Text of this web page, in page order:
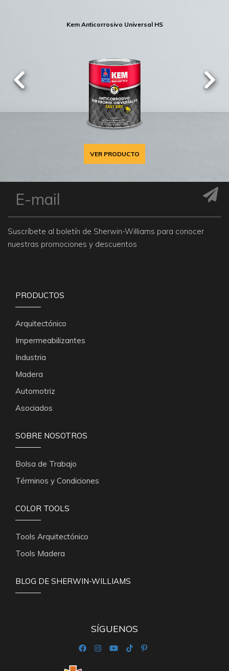
Kem Anticorrosivo Universal HS
VER PRODUCTO
Suscríbete al boletín de Sherwin-Williams para conocer
nuestras promociones y descuentos
PRODUCTOS
Arquitectónico
Impermeabilizantes
Industria
Madera
Automotriz
Asociados
SOBRE NOSOTROS
Bolsa de Trabajo
Términos y Condiciones
COLOR TOOLS
Tools Arquitectónico
Tools Madera
BLOG DE SHERWIN-WILLIAMS
SÍGUENOS